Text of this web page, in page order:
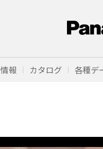
報 カタログ 各種デ